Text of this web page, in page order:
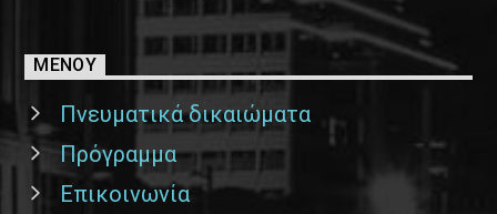
ΜΕΝΟΥ
Πνευματικά δικαιώματα
Πρόγραμμα
Επικοινωνία